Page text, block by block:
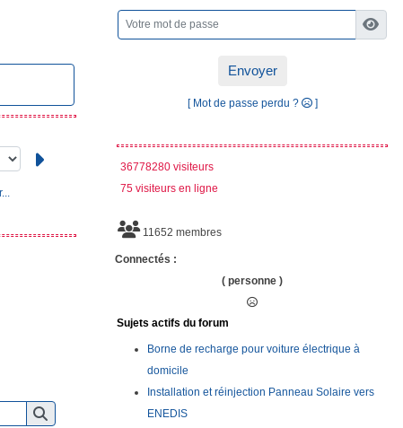
Envoyer
[ Mot de passe perdu ? ]
36778280 visiteurs
75 visiteurs en ligne
11652 membres
Connectés :
( personne )
Sujets actifs du forum
Borne de recharge pour voiture électrique à
domicile
Installation et réinjection Panneau Solaire vers
ENEDIS